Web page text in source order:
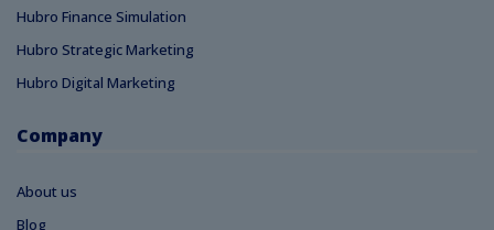
Hubro Finance Simulation
Hubro Strategic Marketing
Hubro Digital Marketing
Company
About us
Blog